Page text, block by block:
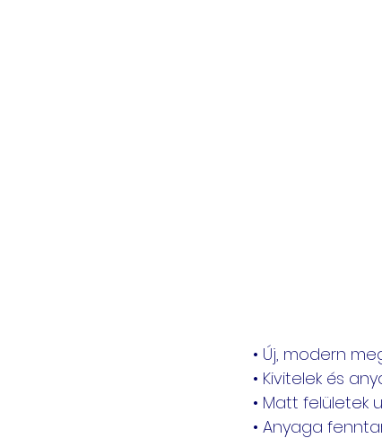
• Új, modern
• Kivitelek és
• Matt
• Anyaga